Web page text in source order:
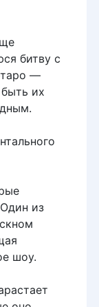
битву с
—
их
из
шоу.